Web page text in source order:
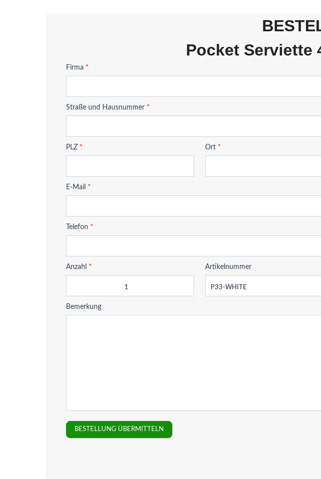
Pocket Serviette
P33-
Firma *
Straße und Hausnummer *
PLZ * Ort *
E-Mail *
Telefon *
Anzahl * Artikelnummer
Bemerkung
BESTELLUNG ÜBERMITTELN